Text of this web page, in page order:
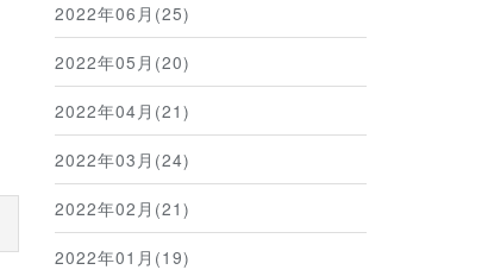
2022年06月(25)
2022年05月(20)
2022年04月(21)
2022年03月(24)
2022年02月(21)
2022年01月(19)